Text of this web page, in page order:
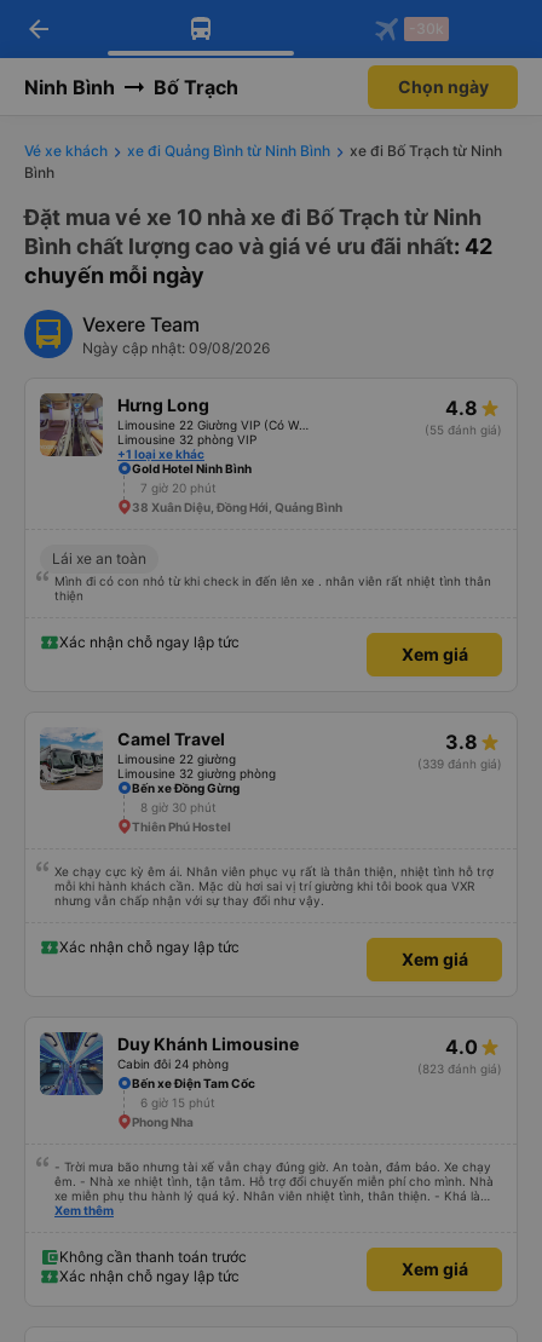
Tải app Vexere ngay!
Nhận ưu đãi thành viên độc
Mở app
Tải app Vexere
-30k/ghế khi đặt vé máy bay qua
Mở app
arrow_back -30k
Ninh Bình Bố Trạch Chọn ngày
Vé xe khách xe đi Quảng Bình từ Ninh Bình
xe đi Bố Trạch từ Ninh
Bình
Đặt mua vé xe 10 nhà xe đi Bố Trạch từ Ninh
Bình chất lượng cao và giá vé ưu đãi nhất: 42
chuyến mỗi ngày
Vexere Team
Ngày cập nhật: 09/08/2026
Hưng Long
Limousine 32 phòng VIP
+1 loại xe khác
4.8
(55 đánh giá)
Gold Hotel Ninh Bình
7 giờ 20 phút
38 Xuân Diệu, Đồng Hới, Quảng Bình
Lái xe an toàn
Mình đi có con nhỏ từ khi check in đến lên xe . nhân viên rất nhiệt tình thân
thiện
Xác nhận chỗ ngay lập tức
Xem giá
Camel Travel
Limousine 22 giường
Limousine 32 giường phòng
3.8
(339 đánh giá)
Bến xe Đồng Gừng
8 giờ 30 phút
Thiên Phú Hostel
Xe chạy cực kỳ êm ái. Nhân viên phục vụ rất là thân thiện, nhiệt tình hỗ trợ
mỗi khi hành khách cần. Mặc dù hơi sai vị trí giường khi tôi book qua VXR
nhưng vẫn chấp nhận với sự thay đổi như vậy.
Xác nhận chỗ ngay lập tức
Xem giá
Duy Khánh Limousine
Cabin đôi 24 phòng
4.0
(823 đánh giá)
Bến xe Điện Tam Cốc
6 giờ 15 phút
Phong Nha
- Trời mưa bão nhưng tài xế vẫn chạy đúng giờ. An toàn, đảm bảo. Xe chạy
êm. - Nhà xe nhiệt tình, tận tâm. Hỗ trợ đổi chuyến miễn phí cho mình. Nhà
xe miễn phụ thu hành lý quá ký. Nhân viên nhiệt tình, thân thiện. - Khá là
thích tài xế. Lái xe an toàn. Chu đáo, thân thiện, nhiệt tình. - Xe ngồi thoải
Xem thêm
Không cần thanh toán trước
Xác nhận chỗ ngay lập tức
Xem giá